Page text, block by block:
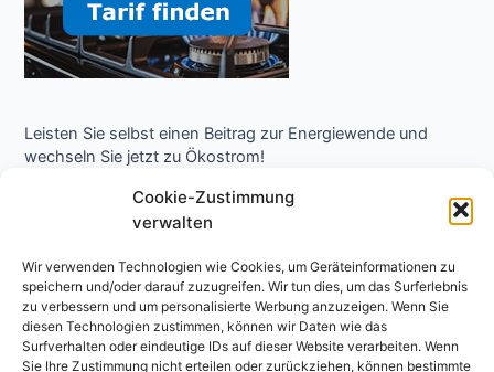
Cookie-Zustimmung
verwalten
Wir verwenden Technologien wie Cookies, um Geräteinformationen zu
speichern und/oder darauf zuzugreifen. Wir tun dies, um das Surferlebnis
zu verbessern und um personalisierte Werbung anzuzeigen. Wenn Sie
diesen Technologien zustimmen, können wir Daten wie das
Surfverhalten oder eindeutige IDs auf dieser Website verarbeiten. Wenn
Sie Ihre Zustimmung nicht erteilen oder zurückziehen, können bestimmte
Leisten Sie selbst einen Beitrag zur Energiewende und
wechseln Sie jetzt zu Ökostrom!
Copyright © 2026 Niedrigenergie Forum - Energielexikon